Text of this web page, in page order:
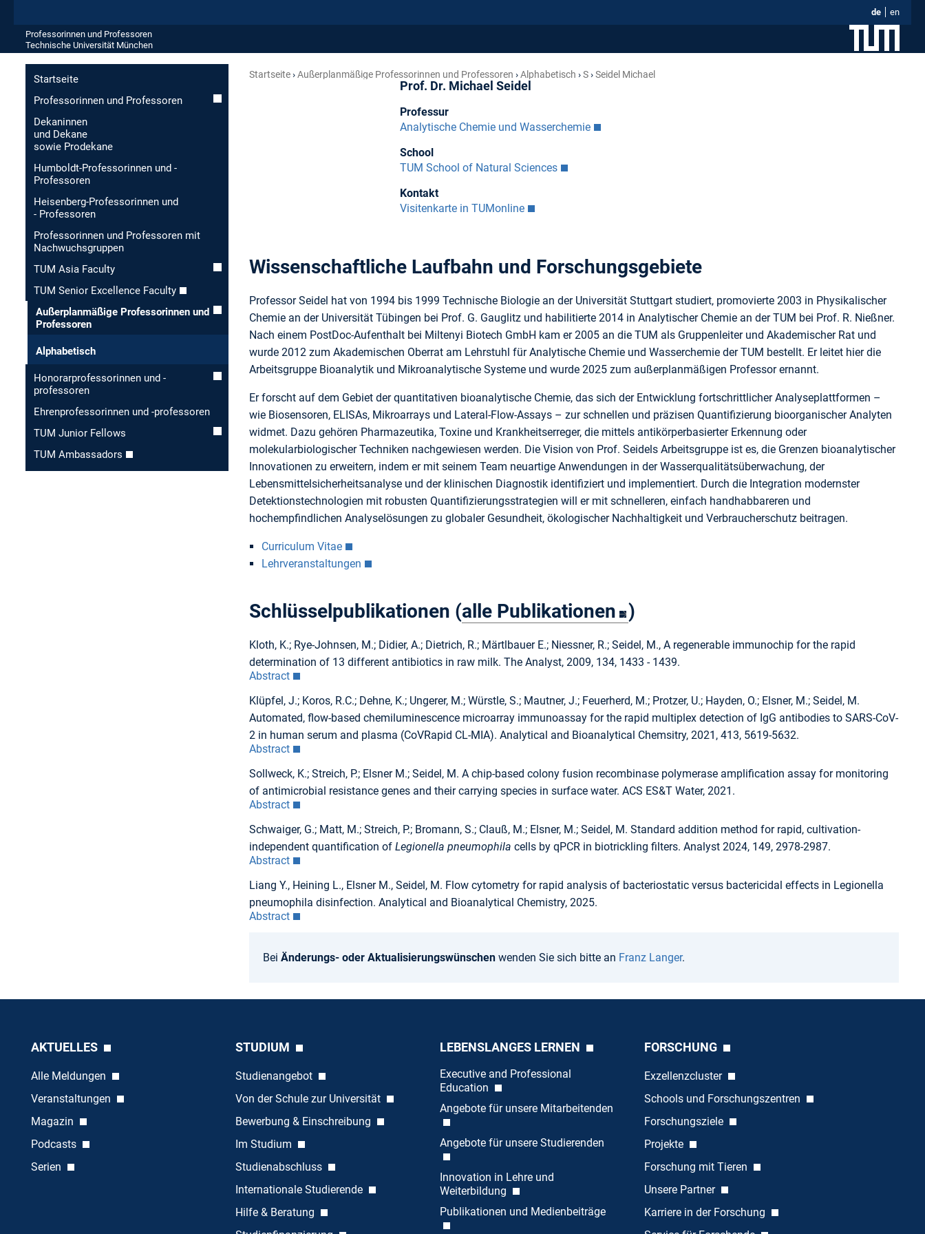
de en
Professorinnen und Professoren
Technische Universität München
Startseite
Professorinnen und Professoren
Dekaninnen
und Dekane
sowie Prodekane
Humboldt-Professorinnen und -
Professoren
Heisenberg-Professorinnen und
- Professoren
Professorinnen und Professoren mit
Nachwuchsgruppen
TUM Asia Faculty
TUM Senior Excellence Faculty
Außerplanmäßige Professorinnen und
Professoren
Alphabetisch
Honorar­professorinnen und -
professoren
Ehren­professorinnen und -professoren
TUM Junior Fellows
TUM Ambassadors
Startseite Außerplanmäßige Professorinnen und Professoren Alphabetisch S Seidel Michael
Prof. Dr. Michael Seidel
Professur
Analytische Chemie und Wasserchemie
School
TUM School of Natural Sciences
Kontakt
Visitenkarte in TUMonline
Wissenschaftliche Laufbahn und Forschungsgebiete
Professor Seidel hat von 1994 bis 1999 Technische Biologie an der Universität Stuttgart studiert, promovierte 2003 in Physikalischer
Chemie an der Universität Tübingen bei Prof. G. Gauglitz und habilitierte 2014 in Analytischer Chemie an der TUM bei Prof. R. Nießner.
Nach einem PostDoc-Aufenthalt bei Miltenyi Biotech GmbH kam er 2005 an die TUM als Gruppenleiter und Akademischer Rat und
wurde 2012 zum Akademischen Oberrat am Lehrstuhl für Analytische Chemie und Wasserchemie der TUM bestellt. Er leitet hier die
Arbeitsgruppe Bioanalytik und Mikroanalytische Systeme und wurde 2025 zum außerplanmäßigen Professor ernannt.
Er forscht auf dem Gebiet der quantitativen bioanalytische Chemie, das sich der Entwicklung fortschrittlicher Analyseplattformen –
wie Biosensoren, ELISAs, Mikroarrays und Lateral-Flow-Assays – zur schnellen und präzisen Quantifizierung bioorganischer Analyten
widmet. Dazu gehören Pharmazeutika, Toxine und Krankheitserreger, die mittels antikörperbasierter Erkennung oder
molekularbiologischer Techniken nachgewiesen werden. Die Vision von Prof. Seidels Arbeitsgruppe ist es, die Grenzen bioanalytischer
Innovationen zu erweitern, indem er mit seinem Team neuartige Anwendungen in der Wasserqualitätsüberwachung, der
Lebensmittelsicherheitsanalyse und der klinischen Diagnostik identifiziert und implementiert. Durch die Integration modernster
Detektionstechnologien mit robusten Quantifizierungsstrategien will er mit schnelleren, einfach handhabbareren und
hochempfindlichen Analyselösungen zu globaler Gesundheit, ökologischer Nachhaltigkeit und Verbraucherschutz beitragen.
Curriculum Vitae
Lehrveranstaltungen
Schlüsselpublikationen (alle Publikationen )
Kloth, K.; Rye-Johnsen, M.; Didier, A.; Dietrich, R.; Märtlbauer E.; Niessner, R.; Seidel, M., A regenerable immunochip for the rapid
determination of 13 different antibiotics in raw milk. The Analyst, 2009, 134, 1433 - 1439.
Abstract
Klüpfel, J.; Koros, R.C.; Dehne, K.; Ungerer, M.; Würstle, S.; Mautner, J.; Feuerherd, M.; Protzer, U.; Hayden, O.; Elsner, M.; Seidel, M.
Automated, flow-based chemiluminescence microarray immunoassay for the rapid multiplex detection of IgG antibodies to SARS-CoV-
2 in human serum and plasma (CoVRapid CL-MIA). Analytical and Bioanalytical Chemsitry, 2021, 413, 5619-5632.
Abstract
Sollweck, K.; Streich, P.; Elsner M.; Seidel, M. A chip-based colony fusion recombinase polymerase amplification assay for monitoring
of antimicrobial resistance genes and their carrying species in surface water. ACS ES&T Water, 2021.
Abstract
Schwaiger, G.; Matt, M.; Streich, P.; Bromann, S.; Clauß, M.; Elsner, M.; Seidel, M. Standard addition method for rapid, cultivation-
independent quantification of Legionella pneumophila cells by qPCR in biotrickling filters. Analyst 2024, 149, 2978-2987.
Abstract
Liang Y., Heining L., Elsner M., Seidel, M. Flow cytometry for rapid analysis of bacteriostatic versus bactericidal effects in Legionella
pneumophila disinfection. Analytical and Bioanalytical Chemistry, 2025.
Abstract
Bei Änderungs- oder Aktualisierungswünschen wenden Sie sich bitte an Franz Langer.
AKTUELLES
Alle Meldungen
Veranstaltungen
Magazin
Podcasts
Serien
STUDIUM
Studienangebot
Von der Schule zur Universität
Bewerbung & Einschreibung
Im Studium
Studienabschluss
Internationale Studierende
Hilfe & Beratung
LEBENSLANGES LERNEN
Executive and Professional
Education
Angebote für unsere Mitarbeitenden
Angebote für unsere Studierenden
Innovation in Lehre und
Weiterbildung
Publikationen und Medienbeiträge
FORSCHUNG
Exzellenzcluster
Schools und Forschungszentren
Forschungsziele
Projekte
Forschung mit Tieren
Unsere Partner
Karriere in der Forschung